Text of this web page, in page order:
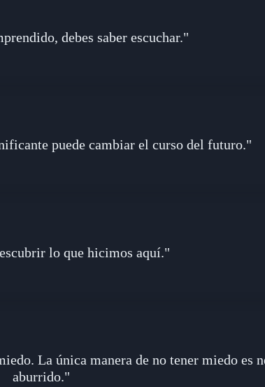
debes saber escuchar."
puede cambiar el curso del futuro."
lo que hicimos aquí."
La única manera de no tener miedo es
aburrido."